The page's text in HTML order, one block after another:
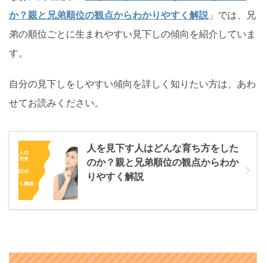
か？親と兄弟順位の観点からわかりやすく解説」では、兄
弟の順位ごとに生まれやすい見下しの傾向を紹介していま
す。
自分の見下しをしやすい傾向を詳しく知りたい方は、あわ
せてお読みください。
人を見下す人はどんな育ち方をした
のか？親と兄弟順位の観点からわか
りやすく解説